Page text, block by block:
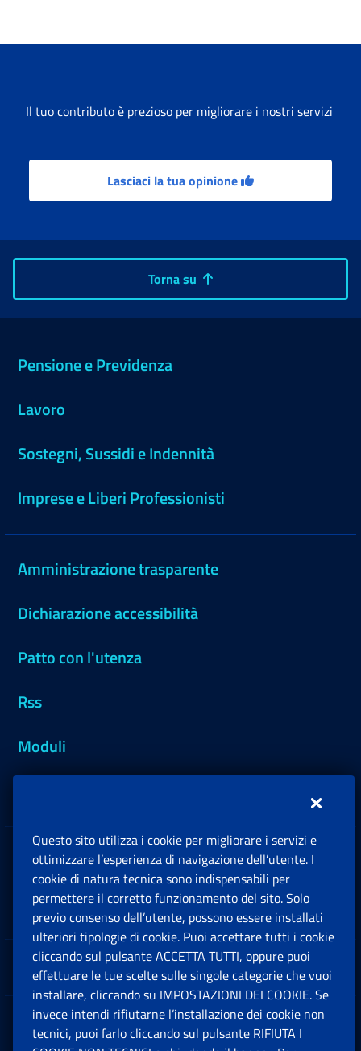
Il tuo contributo è prezioso per migliorare i nostri servizi
Lasciaci la tua opinione
Torna su
Pensione e Previdenza
Lavoro
Sostegni, Sussidi e Indennità
Imprese e Liberi Professionisti
Amministrazione trasparente
Dichiarazione accessibilità
Patto con l'utenza
Rss
Moduli
Sedi e Contatti
Software
Note Legali
App mobile
Questo sito utilizza i cookie per migliorare i servizi e
ottimizzare l’esperienza di navigazione dell’utente. I
cookie di natura tecnica sono indispensabili per
permettere il corretto funzionamento del sito. Solo
previo consenso dell’utente, possono essere installati
ulteriori tipologie di cookie. Puoi accettare tutti i cookie
cliccando sul pulsante ACCETTA TUTTI, oppure puoi
effettuare le tue scelte sulle singole categorie che vuoi
installare, cliccando su IMPOSTAZIONI DEI COOKIE. Se
invece intendi rifiutarne l’installazione dei cookie non
tecnici, puoi farlo cliccando sul pulsante RIFIUTA I